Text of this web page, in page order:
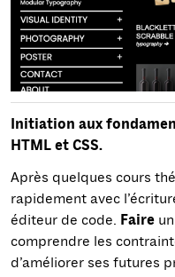
Initiation aux
HTML et CSS.
Après quelques cours
rapidement avec
éditeur de code. Faire
comprendre les
d’améliorer ses futures